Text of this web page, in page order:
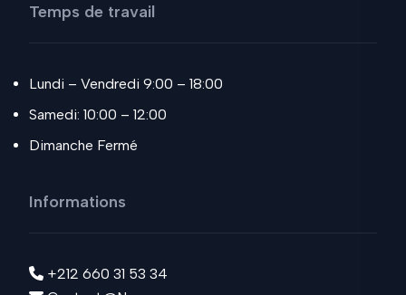
Temps de travail
Lundi – Vendredi 9:00 – 18:00
Samedi: 10:00 – 12:00
Dimanche Fermé
Informations
+212 660 31 53 34